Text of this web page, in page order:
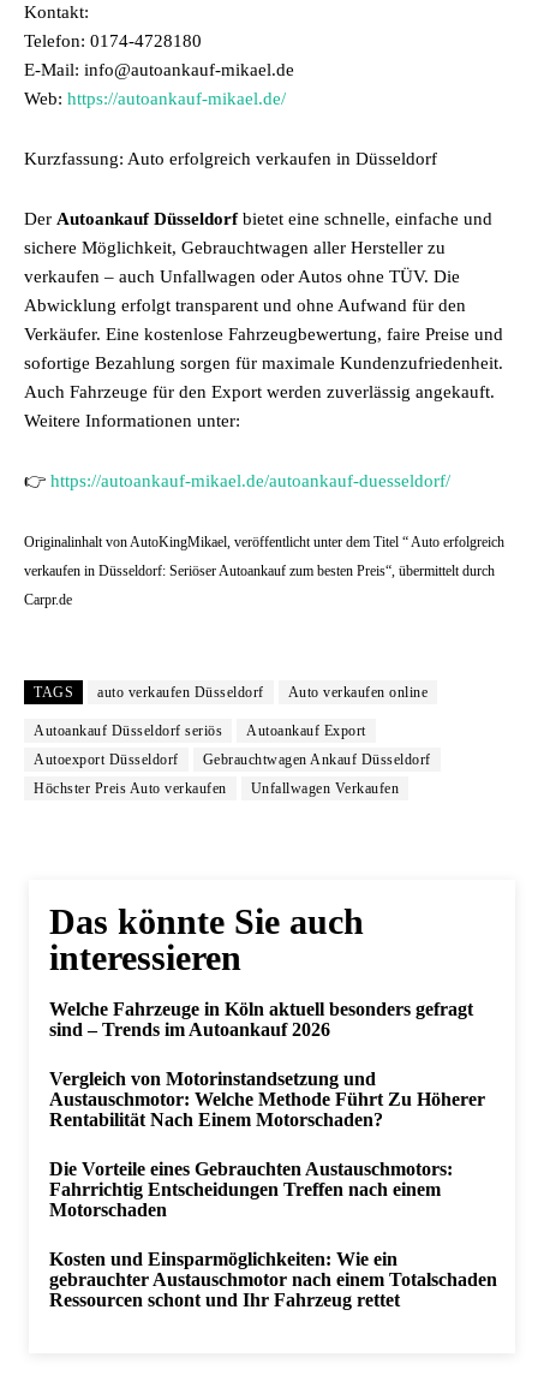
Kontakt:
Telefon: 0174-4728180
E-Mail: info@autoankauf-mikael.de
Web: https://autoankauf-mikael.de/
Kurzfassung: Auto erfolgreich verkaufen in Düsseldorf
Der Autoankauf Düsseldorfbietet eine schnelle, einfache und
sichere Möglichkeit, Gebrauchtwagen aller Hersteller zu
verkaufen – auch Unfallwagen oder Autos ohne TÜV. Die
Abwicklung erfolgt transparent und ohne Aufwand für den
Verkäufer. Eine kostenlose Fahrzeugbewertung, faire Preise und
sofortige Bezahlung sorgen für maximale Kundenzufriedenheit.
Auch Fahrzeuge für den Export werden zuverlässig angekauft.
Weitere Informationen unter:
👉 https://autoankauf-mikael.de/autoankauf-duesseldorf/
Originalinhalt von AutoKingMikael, veröffentlicht unter dem Titel “ Auto erfolgreich
verkaufen in Düsseldorf: Seriöser Autoankauf zum besten Preis“, übermittelt durch
Carpr.de
TAGS auto verkaufen Düsseldorf Auto verkaufen online
Autoankauf Düsseldorf seriös
Autoankauf Export
Autoexport Düsseldorf
Gebrauchtwagen Ankauf Düsseldorf
Höchster Preis Auto verkaufen
Unfallwagen Verkaufen
Das könnte Sie auch
interessieren
Welche Fahrzeuge in Köln aktuell besonders gefragt
sind – Trends im Autoankauf 2026
Vergleich von Motorinstandsetzung und
Austauschmotor: Welche Methode Führt Zu Höherer
Rentabilität Nach Einem Motorschaden?
Die Vorteile eines Gebrauchten Austauschmotors:
Fahrrichtig Entscheidungen Treffen nach einem
Motorschaden
Kosten und Einsparmöglichkeiten: Wie ein
gebrauchter Austauschmotor nach einem Totalschaden
Ressourcen schont und Ihr Fahrzeug rettet